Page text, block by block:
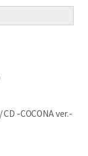
-COCONA ver.-